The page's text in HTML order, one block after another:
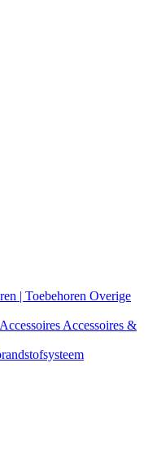
| Toebehoren Overige
Accessoires &